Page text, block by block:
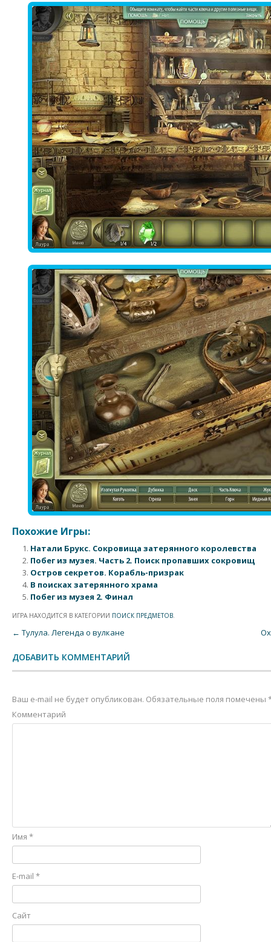
Похожие Игры:
Натали Брукс. Сокровища затерянного королевства
Побег из музея. Часть 2. Поиск пропавших сокровищ
Остров секретов. Корабль-призрак
В поисках затерянного храма
Побег из музея 2. Финал
ИГРА НАХОДИТСЯ В КАТЕГОРИИ ПОИСК ПРЕДМЕТОВ.
Post navigation
← Тулула. Легенда о вулкане
ДОБАВИТЬ КОММЕНТАРИЙ
Ваш e-mail не будет опубликован. Обязательные поля помечены
Комментарий
Имя *
E-mail *
Сайт